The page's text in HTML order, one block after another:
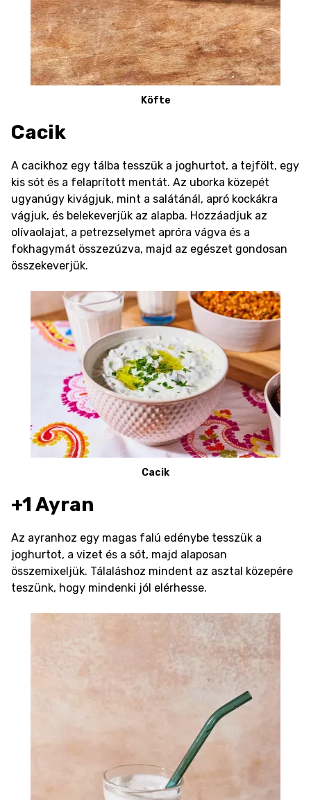
Köfte
Cacik
A cacikhoz egy tálba tesszük a joghurtot, a tejfölt, egy
kis sót és a felaprított mentát. Az uborka közepét
ugyanúgy kivágjuk, mint a salátánál, apró kockákra
vágjuk, és belekeverjük az alapba. Hozzáadjuk az
olívaolajat, a petrezselymet apróra vágva és a
fokhagymát összezúzva, majd az egészet gondosan
összekeverjük.
Cacik
+1 Ayran
Az ayranhoz egy magas falú edénybe tesszük a
joghurtot, a vizet és a sót, majd alaposan
összemixeljük. Tálaláshoz mindent az asztal közepére
teszünk, hogy mindenki jól elérhesse.